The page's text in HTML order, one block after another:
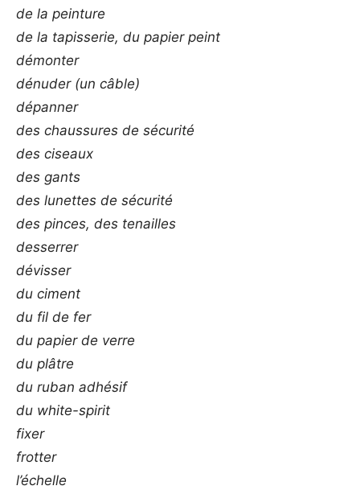
de la peinture
de la tapisserie, du papier peint
démonter
dénuder (un câble)
dépanner
des chaussures de sécurité
des ciseaux
des gants
des lunettes de sécurité
des pinces, des tenailles
desserrer
dévisser
du ciment
du fil de fer
du papier de verre
du plâtre
du ruban adhésif
du white-spirit
fixer
frotter
l’échelle